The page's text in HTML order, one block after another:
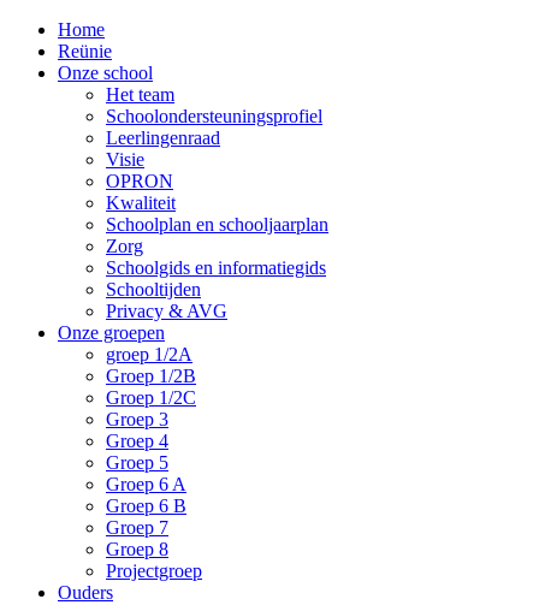
Home
Reünie
Onze school
Het team
Schoolondersteuningsprofiel
Leerlingenraad
Visie
OPRON
Kwaliteit
Schoolplan en schooljaarplan
Zorg
Schoolgids en informatiegids
Schooltijden
Privacy & AVG
Onze groepen
groep 1/2A
Groep 1/2B
Groep 1/2C
Groep 3
Groep 4
Groep 5
Groep 6 A
Groep 6 B
Groep 7
Groep 8
Projectgroep
Ouders